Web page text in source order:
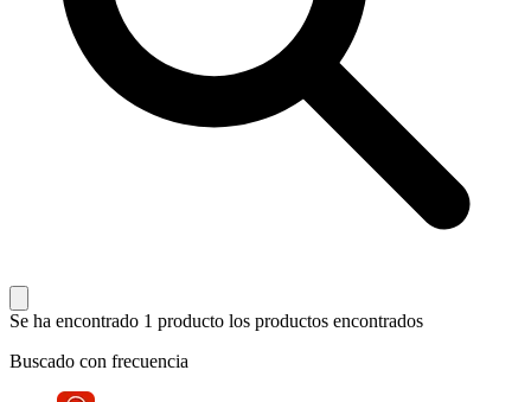
Se ha encontrado 1 producto los productos encontrados
Buscado con frecuencia